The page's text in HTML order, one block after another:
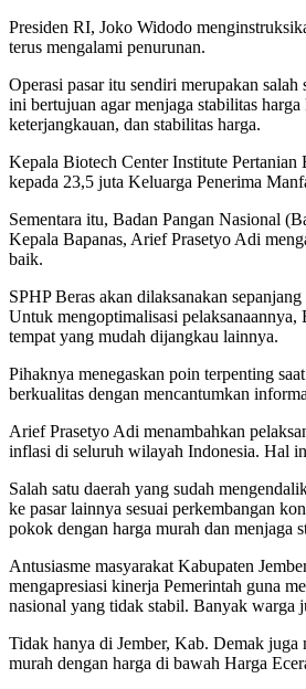
Presiden RI, Joko Widodo
terus mengalami penurunan.
Operasi pasar itu sendiri merupakan
ini bertujuan agar menjaga stabilitas
keterjangkauan, dan stabilitas harga.
Kepala Biotech Center Institute
kepada 23,5 juta Keluarga Penerima
Sementara itu, Badan Pangan Nasional
Kepala Bapanas, Arief Prasetyo Adi
baik.
SPHP Beras akan dilaksanakan
Untuk mengoptimalisasi pelaksanaannya,
tempat yang mudah dijangkau lainnya.
Pihaknya menegaskan poin terpenting
berkualitas dengan mencantumkan
Arief Prasetyo Adi menambahkan
inflasi di seluruh wilayah Indonesia. Hal
Salah satu daerah yang sudah
ke pasar lainnya sesuai perkembangan
pokok dengan harga murah dan menjaga
Antusiasme masyarakat Kabupaten
mengapresiasi kinerja Pemerintah guna
nasional yang tidak stabil. Banyak warga
Tidak hanya di Jember, Kab. Demak juga
murah dengan harga di bawah Harga